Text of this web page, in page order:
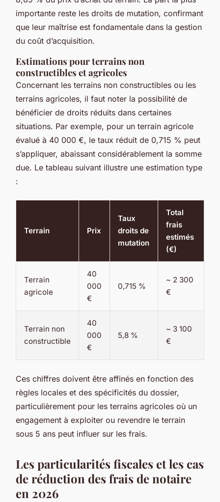
importante reste les droits de mutation, confirmant
que leur maîtrise est fondamentale dans la gestion
du coût d’acquisition.
Estimations pour terrains non
constructibles et agricoles
Concernant les terrains non constructibles ou les
terrains agricoles, il faut noter la possibilité de
bénéficier de droits réduits dans certaines
situations. Par exemple, pour un terrain agricole
évalué à 40 000 €, le taux réduit de 0,715 % peut
s’appliquer, abaissant considérablement la somme
due. Le tableau suivant illustre une estimation type
:
Terrain Prix
Taux
droits de
mutation
Total
frais
estimés
(€)
Terrain
agricole
40
000
€
0,715 %
~ 2 300
€
Terrain non
constructible
40
000
€
5,8 %
~ 3 100
€
Ces chiffres doivent être affinés en fonction des
règles locales et des spécificités du dossier,
particulièrement pour les terrains agricoles où un
engagement à exploiter ou revendre le terrain
sous 5 ans peut influer sur les frais.
Les particularités fiscales et les cas
de réduction des frais de notaire
en 2026